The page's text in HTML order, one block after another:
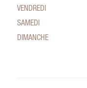
VENDREDI
SAMEDI
DIMANCHE